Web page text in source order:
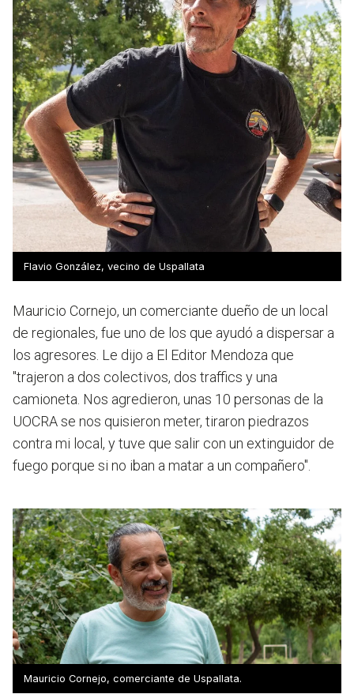
Flavio González, vecino de Uspallata
Mauricio Cornejo, un comerciante dueño de un local
de regionales, fue uno de los que ayudó a dispersar a
los agresores. Le dijo a El Editor Mendoza que
"trajeron a dos colectivos, dos traffics y una
camioneta. Nos agredieron, unas 10 personas de la
UOCRA se nos quisieron meter, tiraron piedrazos
contra mi local, y tuve que salir con un extinguidor de
fuego porque si no iban a matar a un compañero".
Mauricio Cornejo, comerciante de Uspallata.